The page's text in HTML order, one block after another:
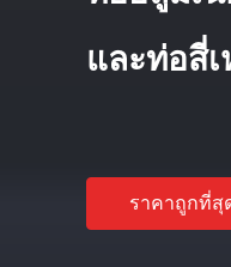
และท่อสี่
ราคาถูกที่สุ